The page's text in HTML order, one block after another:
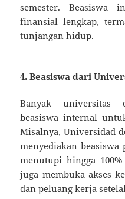
semester. Beasiswa
finansial lengkap,
tunjangan hidup.
4. Beasiswa dari
Banyak universitas
beasiswa internal
Misalnya, Universidad
menyediakan beasiswa
menutupi hingga
juga membuka akses
dan peluang kerja